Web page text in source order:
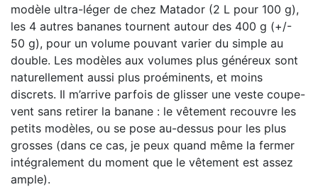
modèle ultra-léger de chez Matador (2 L pour 100 g),
les 4 autres bananes tournent autour des 400 g (+/-
50 g), pour un volume pouvant varier du simple au
double. Les modèles aux volumes plus généreux sont
naturellement aussi plus proéminents, et moins
discrets. Il m’arrive parfois de glisser une veste coupe-
vent sans retirer la banane : le vêtement recouvre les
petits modèles, ou se pose au-dessus pour les plus
grosses (dans ce cas, je peux quand même la fermer
intégralement du moment que le vêtement est assez
ample).